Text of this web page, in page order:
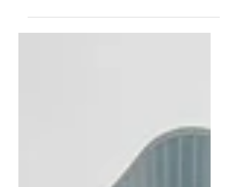
progettazione immobiliare
Conoscere le fasi della costruzione di un edificio è
essenziale per chi investe nello sviluppo immobiliare.
Come general contractor, gestiamo l’intero processo:
dall’analisi di fattibilità alla progettazione, dai permessi